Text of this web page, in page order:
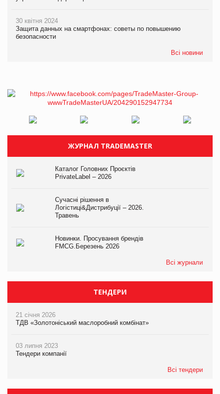
30 квітня 2024
Защита данных на смартфонах: советы по повышению
безопасности
Всі новини
ЖУРНАЛ TRADEMASTER
Каталог Головних Проєктів
PrivateLabel – 2026
Сучасні рішення в
Логістиці&Дистрибуції – 2026.
Травень
Новинки. Просування брендів
FMCG.Березень 2026
Всі журнали
ТЕНДЕРИ
21 січня 2026
ТДВ «Золотоніський маслоробний комбінат»
03 липня 2023
Тендери компанії
Всі тендери